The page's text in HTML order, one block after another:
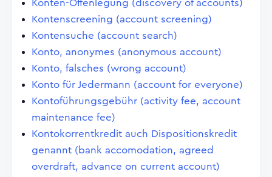
Konten-Offenlegung (discovery of accounts)
Kontenscreening (account screening)
Kontensuche (account search)
Konto, anonymes (anonymous account)
Konto, falsches (wrong account)
Konto für Jedermann (account for everyone)
Kontoführungsgebühr (activity fee, account
maintenance fee)
Kontokorrentkredit auch Dispositionskredit
genannt (bank accomodation, agreed
overdraft, advance on current account)